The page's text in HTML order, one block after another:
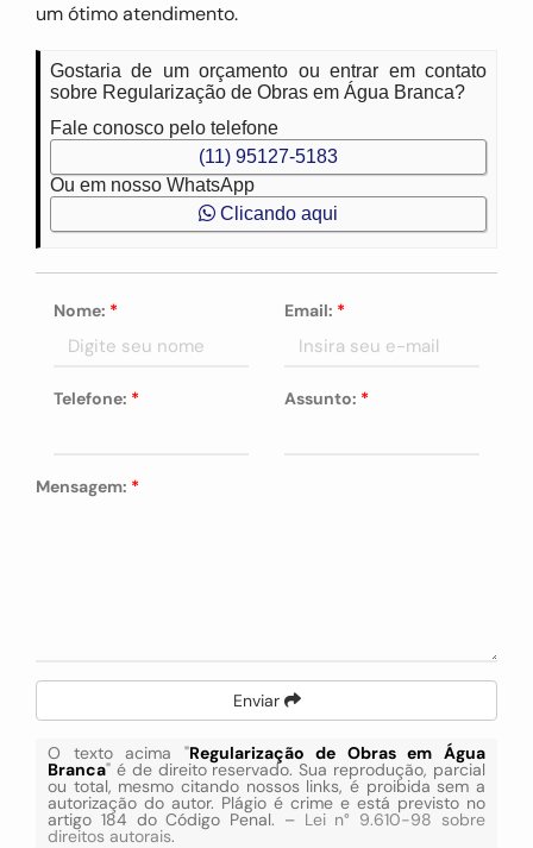
um ótimo atendimento.
Gostaria de um orçamento ou entrar em contato
sobre Regularização de Obras em Água Branca?
Fale conosco pelo telefone
(11) 95127-5183
Ou em nosso WhatsApp
Clicando aqui
Nome: * Email: *
Telefone: * Assunto: *
Mensagem: *
Enviar
O texto acima "Regularização de Obras em Água
Branca" é de direito reservado. Sua reprodução, parcial
ou total, mesmo citando nossos links, é proibida sem a
autorização do autor. Plágio é crime e está previsto no
artigo 184 do Código Penal. – Lei n° 9.610-98 sobre
direitos autorais.